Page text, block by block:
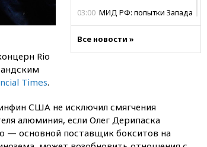
03:00 МИД РФ: попытки Запада
02:00Ни один водоем Англии
ракетах и системах Patriot
00:01 Трамп заявил о
необходимости пополнения
Все новости »
Rio
Times.
США не исключил смягчения
алюминия, если Олег Дерипаска
— основной поставщик бокситов на